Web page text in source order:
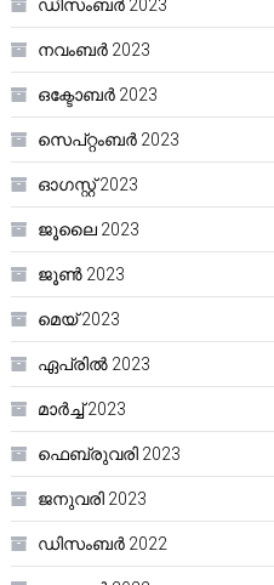
ഡിസംബർ 2023
നവംബർ 2023
ഒക്ടോബർ 2023
സെപ്റ്റംബർ 2023
ഓഗസ്റ്റ്‌ 2023
ജൂലൈ 2023
ജൂൺ 2023
മെയ്‌ 2023
ഏപ്രിൽ 2023
മാർച്ച്‌ 2023
ഫെബ്രുവരി 2023
ജനുവരി 2023
ഡിസംബർ 2022